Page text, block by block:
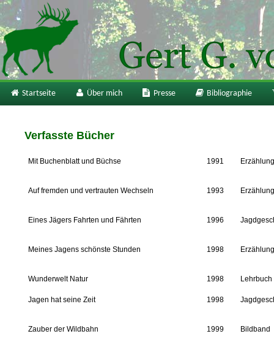
Startseite Über mich Presse Bibliographie
Verfasste Bücher
Mit Buchenblatt und Büchse 1991
Auf fremden und vertrauten Wechseln 1993
Eines Jägers Fahrten und Fährten 1996
Meines Jagens schönste Stunden 1998
Wunderwelt Natur 1998 Lehrbuch
Jagen hat seine Zeit 1998
Zauber der Wildbahn 1999 Bildband